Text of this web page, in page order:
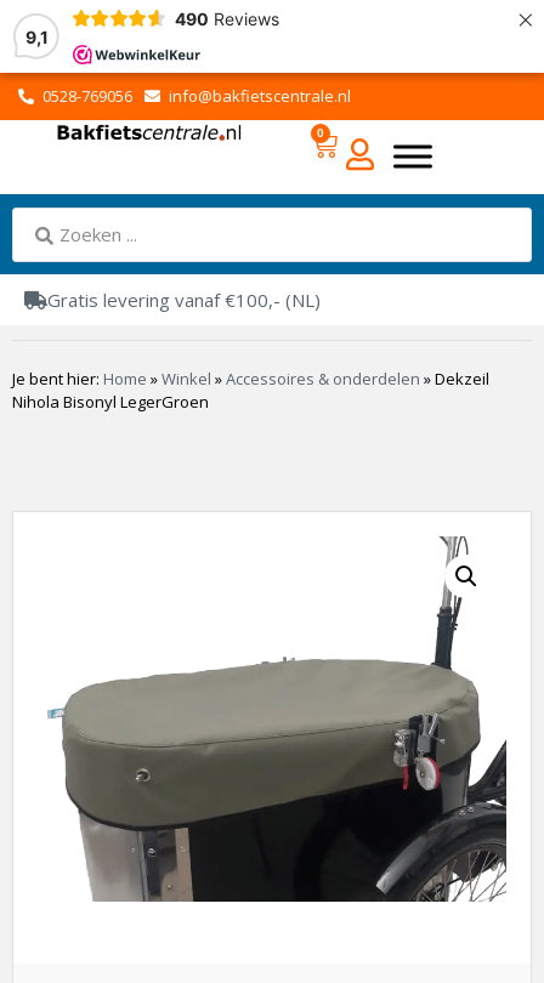
9,1
490 Reviews ×
0528-769056 info@bakfietscentrale.nl
0
Gratis levering vanaf €100,- (NL)
Je bent hier: Home »Winkel »Accessoires & onderdelen »Dekzeil
Nihola Bisonyl LegerGroen